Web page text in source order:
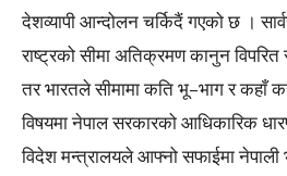
देशव्यापी आन्दोलन चर्किदैं गएको छ ।
राष्ट्रको सीमा अतिक्रमण कानुन
तर भारतले सीमामा कति भू–भाग र कहाँ
विषयमा नेपाल सरकारको आधिकारिक
विदेश मन्त्रालयले आफ्नो सफाईमा